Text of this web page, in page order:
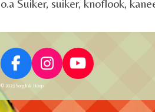
o.a Suiker, suiker, knoflook,
F
a
c
I
n
s
Y
o
u
© 2023 Sorgh & Hoop